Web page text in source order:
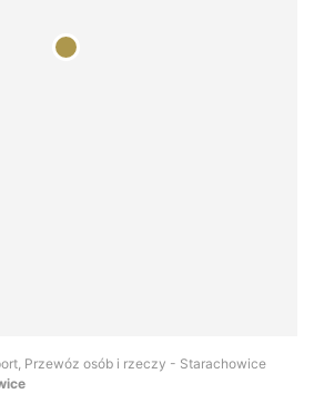
Przewóz osób i rzeczy - Starachowice